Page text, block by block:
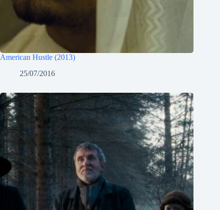
American Hustle (2013)
25/07/2016